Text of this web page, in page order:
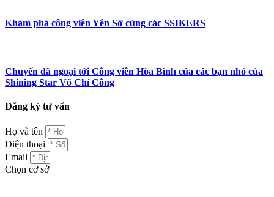
Khám phá công viên Yên Sở cùng các SSIKERS
Chuyến dã ngoại tới Công viên Hòa Bình của các bạn nhỏ của
Shining Star Võ Chí Công
Đăng ký tư vấn
Họ và tên
Điện thoại
Email
Chọn cơ sở